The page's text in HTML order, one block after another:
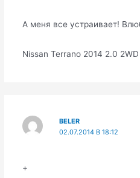
А меня все устраивает!
Nissan Terrano 2014 2.0
BELER
02.07.2014 В 18:12
+